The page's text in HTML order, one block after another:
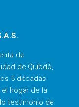
de
de Quibdó,
5 décadas
hogar de la
testimonio de